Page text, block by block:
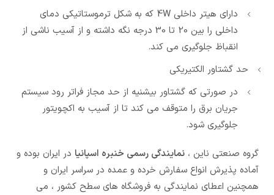
دارای هیتر داخلی 4W که به شکل ترموستاتیکی دمای
داخلی را بین 20 تا 30 درجه نگه داشته و از آسیب ناشی از
انقباظ جلوگیری می کند.
حد گشتاور الکتیریکی
در صورتی که گشتاور بیشنیه از حد مجاز فراتر رود سیستم
جریان برق را متوقف می کند تا از آسیب به اکچویتور
جلوگیری شود.
گروه صنعتی ناین ، نمایندگی رسمی خنبره اسپانیا در ایران بوده و
آماده پذیرش انواع سفارش خرده و عمده در سراسر ایران و
همچنین اعطای نمایندگی به فروشگاه های سطح کشور ، می